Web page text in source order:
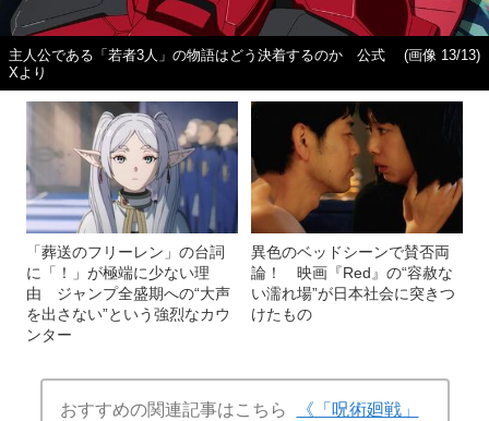
主人公である「若者3人」の物語はどう決着するのか 公式
Xより
(画像 13/13)
「葬送のフリーレン」の台詞
に「！」が極端に少ない理
由 ジャンプ全盛期への“大声
を出さない”という強烈なカウ
ンター
異色のベッドシーンで賛否両
論！ 映画『Red』の“容赦な
い濡れ場”が日本社会に突きつ
けたもの
おすすめの関連記事はこちら
《「呪術廻戦」